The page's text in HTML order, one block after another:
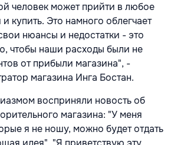
человек может прийти в любое
купить. Это намного облегчает
нюансы и недостатки - это
чтобы наши расходы были не
от прибыли магазина", -
магазина Инга Бостан.
восприняли новость об
магазина: "У меня
я не ношу, можно будет отдать